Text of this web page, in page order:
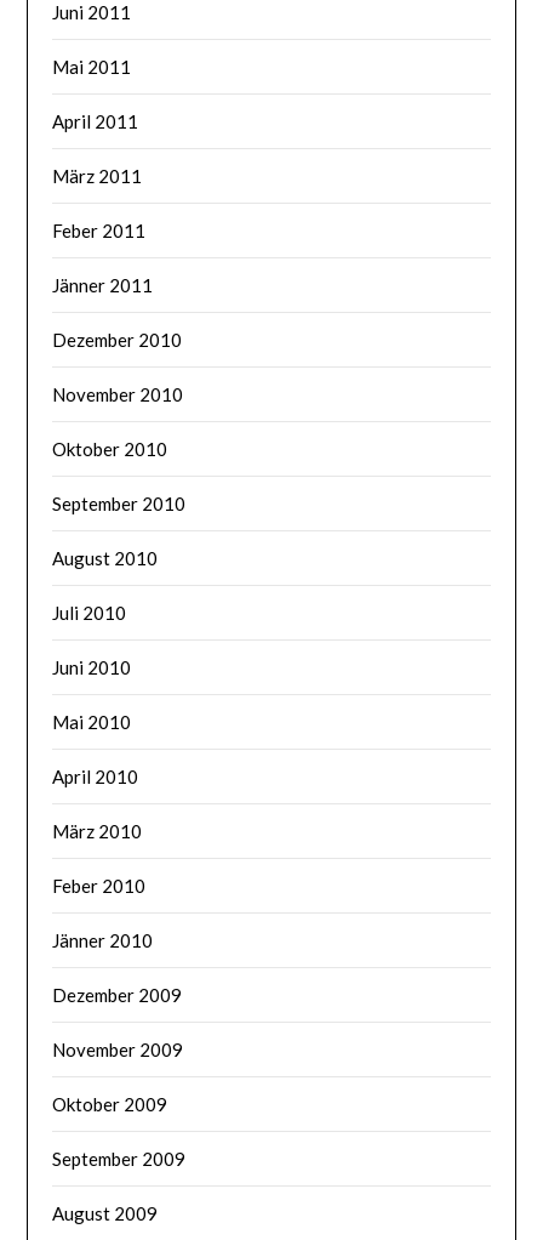
Juni 2011
Mai 2011
April 2011
März 2011
Feber 2011
Jänner 2011
Dezember 2010
November 2010
Oktober 2010
September 2010
August 2010
Juli 2010
Juni 2010
Mai 2010
April 2010
März 2010
Feber 2010
Jänner 2010
Dezember 2009
November 2009
Oktober 2009
September 2009
August 2009